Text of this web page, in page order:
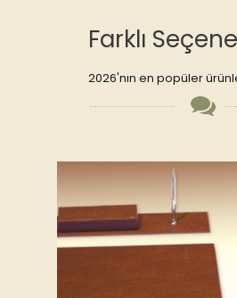
Farklı
2026'nın en popüler